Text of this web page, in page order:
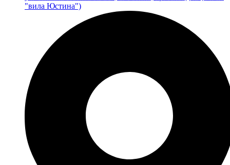
"вила Юстина")